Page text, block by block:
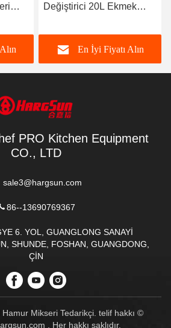
Değiştirici 20L Ekmek
Makinesi Hamur Yoğurma
EkipmanlarıEn İyi Fiyatı Alın
PRO Kitchen Equipment
CO., LTD
sale3@hargsun.com
86--13690769367
6. YOL, GUANGLONG SANAYİ
SHUNDE, FOSHAN, GUANGDONG,
ÇİN
Mikseri Tedarikçi. telif hakkı ©
. Her hakkı saklıdır.